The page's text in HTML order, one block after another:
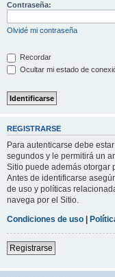
Contraseña:
Olvidé mi contraseña
Recordar
Ocultar mi estado de
REGISTRARSE
Para autenticarse debe
segundos y le permitirá un
Sitio puede además otorgar
Antes de identificarse
de uso y políticas
navega por el Sitio.
Condiciones de uso |
Registrarse